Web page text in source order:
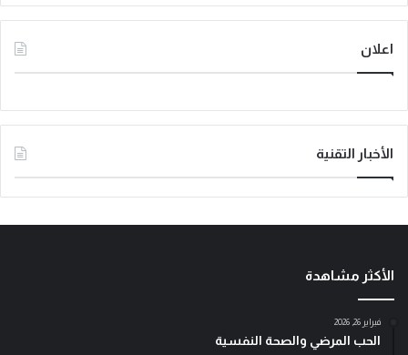
اعلان
الأخبار التقنية
الأكثر مشاهدة
فبراير 26, 2026
الحب المرضي والصحة النفسية